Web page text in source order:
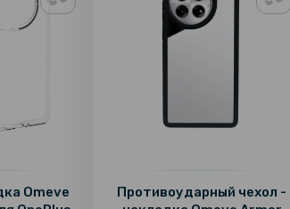
Omeve
Противоударный чехол -